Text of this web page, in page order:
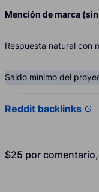
Mención de marca
Respuesta natural con
Saldo mínimo del
Reddit backlinks
$25 por